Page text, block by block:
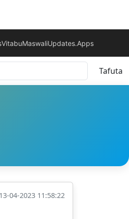
VitabuMaswaliUpdates.Apps
Tafuta
13-04-2023 11:58:22